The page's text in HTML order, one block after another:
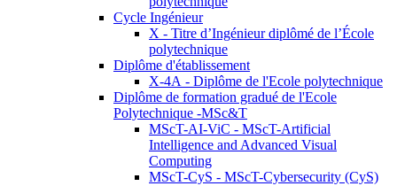
Cycle Ingénieur
X - Titre d’Ingénieur diplômé de l’École
polytechnique
Diplôme d'établissement
X-4A - Diplôme de l'Ecole polytechnique
Diplôme de formation gradué de l'Ecole
Polytechnique -MSc&T
MScT-AI-ViC - MScT-Artificial
Intelligence and Advanced Visual
Computing
MScT-CyS - MScT-Cybersecurity (CyS)